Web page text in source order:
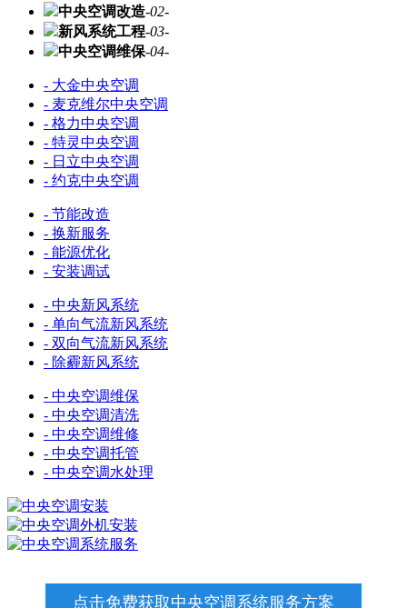
中央空调改造-02-
新风系统工程-03-
中央空调维保-04-
- 大金中央空调
- 麦克维尔中央空调
- 格力中央空调
- 特灵中央空调
- 日立中央空调
- 约克中央空调
- 节能改造
- 换新服务
- 能源优化
- 安装调试
- 中央新风系统
- 单向气流新风系统
- 双向气流新风系统
- 除霾新风系统
- 中央空调维保
- 中央空调清洗
- 中央空调维修
- 中央空调托管
- 中央空调水处理
点击免费获取中央空调系统服务方案